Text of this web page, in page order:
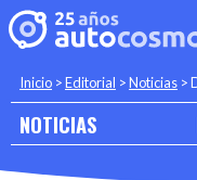
Inicio >Editorial >Noticias >
NOTICIAS